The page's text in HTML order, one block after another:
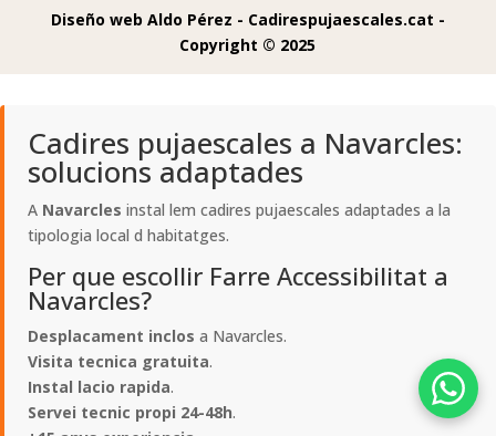
Diseño web Aldo Pérez - Cadirespujaescales.cat -
Copyright © 2025
Cadires pujaescales a Navarcles:
solucions adaptades
A Navarcles instal lem cadires pujaescales adaptades a la
tipologia local d habitatges.
Per que escollir Farre Accessibilitat a
Navarcles?
Desplacament inclos a Navarcles.
Visita tecnica gratuita.
Instal lacio rapida.
Servei tecnic propi 24-48h.